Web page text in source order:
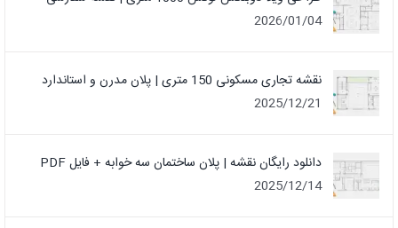
2026/01/04
نقشه تجاری مسکونی 150 متری | پلان مدرن و استاندارد
2025/12/21
دانلود رایگان نقشه | پلان ساختمان سه خوابه + فایل PDF
2025/12/14